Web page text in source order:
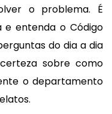
o problema. É
entenda o Código
do dia a dia
sobre como
o departamento